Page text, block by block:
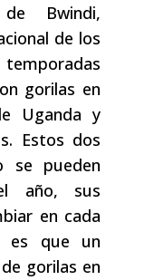
de Bwindi,
de los
gorilas en
Uganda y
Estos dos
se pueden
año, sus
en cada
es que un
gorilas en